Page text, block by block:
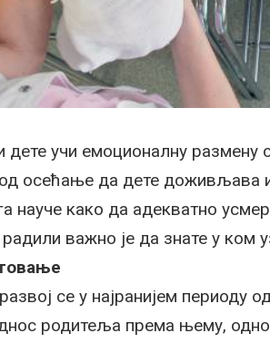
дете учи емоционалну размену
осећање да дете доживљава
науче како да адекватно
важно је да знате у ком
се у најранијем периоду
родитеља према њему,